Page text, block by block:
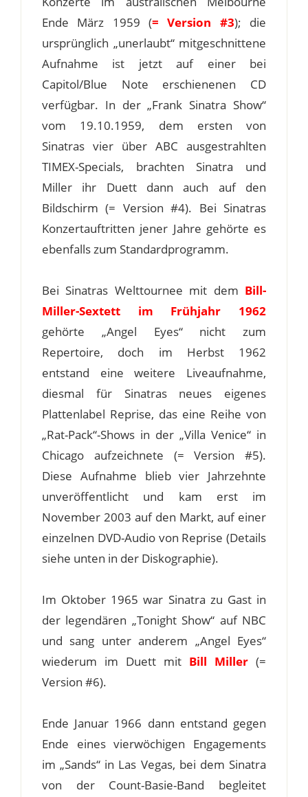
Ende März 1959 (= Version #3); die
ursprünglich „unerlaubt“ mitgeschnittene
Aufnahme ist jetzt auf einer bei
Capitol/Blue Note erschienenen CD
verfügbar. In der „Frank Sinatra Show“
vom 19.10.1959, dem ersten von
Sinatras vier über ABC ausgestrahlten
TIMEX-Specials, brachten Sinatra und
Miller ihr Duett dann auch auf den
Bildschirm (= Version #4). Bei Sinatras
Konzertauftritten jener Jahre gehörte es
ebenfalls zum Standardprogramm.
Bei Sinatras Welttournee mit dem Bill-
Miller-Sextett im Frühjahr 1962
gehörte „Angel Eyes“ nicht zum
Repertoire, doch im Herbst 1962
entstand eine weitere Liveaufnahme,
diesmal für Sinatras neues eigenes
Plattenlabel Reprise, das eine Reihe von
„Rat-Pack“-Shows in der „Villa Venice“ in
Chicago aufzeichnete (= Version #5).
Diese Aufnahme blieb vier Jahrzehnte
unveröffentlicht und kam erst im
November 2003 auf den Markt, auf einer
einzelnen DVD-Audio von Reprise (Details
siehe unten in der Diskographie).
Im Oktober 1965 war Sinatra zu Gast in
der legendären „Tonight Show“ auf NBC
und sang unter anderem „Angel Eyes“
wiederum im Duett mit Bill Miller (=
Version #6).
Ende Januar 1966 dann entstand gegen
Ende eines vierwöchigen Engagements
im „Sands“ in Las Vegas, bei dem Sinatra
von der Count-Basie-Band begleitet